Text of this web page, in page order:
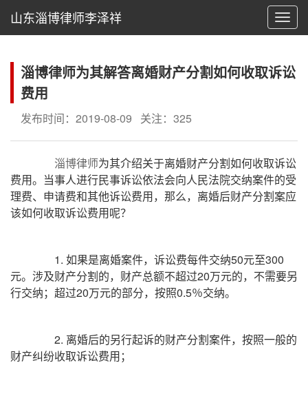
切
换
航
山东淄博律师李泽祥
淄博律师为其解答离婚财产分割如何收取诉讼
费用
发布时间：2019-08-09 关注：325
淄博律师为其介绍关于离婚财产分割如何收取诉讼
费用。当事人进行民事诉讼依法会向人民法院交纳案件的受
理费、申请费和其他诉讼费用，那么，离婚后财产分割案应
该如何收取诉讼费用呢？
1. 如果是离婚案件，诉讼费每件交纳50元至300
元。涉及财产分割的，财产总额不超过20万元的，不需要另
行交纳；超过20万元的部分，按照0.5％交纳。
2. 离婚后的另行起诉的财产分割案件，按照一般的
财产纠纷收取诉讼费用；